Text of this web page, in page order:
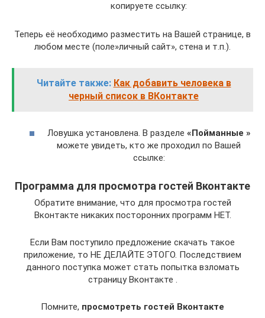
копируете ссылку:
Теперь её необходимо разместить на Вашей странице, в
любом месте (поле»личный сайт», стена и т.п.).
Читайте также: Как добавить человека в
черный список в ВКонтакте
Ловушка установлена. В разделе «Пойманные »
можете увидеть, кто же проходил по Вашей
ссылке:
Программа для просмотра гостей Вконтакте
Обратите внимание, что для просмотра гостей
Вконтакте никаких посторонних программ НЕТ.
Если Вам поступило предложение скачать такое
приложение, то НЕ ДЕЛАЙТЕ ЭТОГО. Последствием
данного поступка может стать попытка взломать
страницу Вконтакте .
Помните, просмотреть гостей Вконтакте